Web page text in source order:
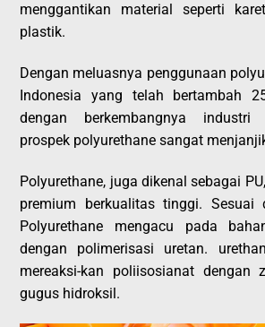
menggantikan material seperti
plastik.
Dengan meluasnya penggunaan
Indonesia yang telah bertambah
dengan berkembangnya industri
prospek polyurethane sangat
Polyurethane, juga dikenal sebagai
premium berkualitas tinggi. Sesuai
Polyurethane mengacu pada
dengan polimerisasi uretan.
mereaksi-kan poliisosianat dengan
gugus hidroksil.